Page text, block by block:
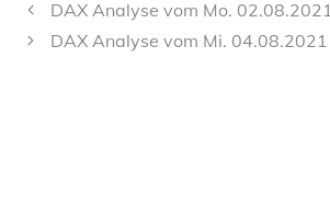
DAX Analyse vom Mo. 02.08.2021
DAX Analyse vom Mi. 04.08.2021